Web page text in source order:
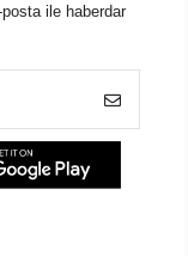
ile haberdar